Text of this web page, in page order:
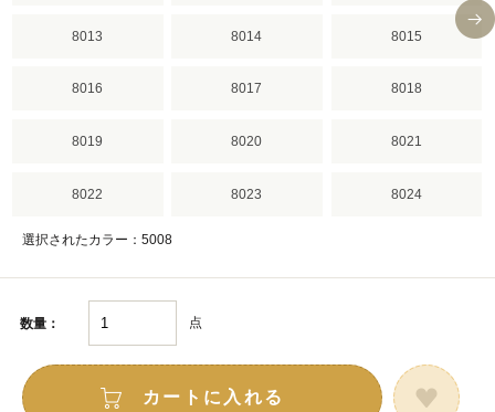
8013 8014 8015
8016 8017 8018
8019 8020 8021
8022 8023 8024
選択されたカラー：5008
数量： 点
カートに入れる